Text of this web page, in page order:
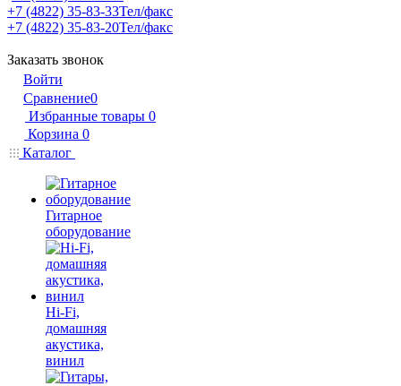
+7 (4822) 35-83-33Тел/факс
+7 (4822) 35-83-20Тел/факс
Заказать звонок
Войти
Сравнение0
Избранные товары 0
Корзина 0
Каталог
Гитарное
оборудование
Hi-Fi,
домашняя
акустика,
винил